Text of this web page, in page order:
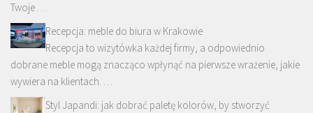
Twoje …
Recepcja: meble do biura w Krakowie
Recepcja to wizytówka każdej firmy, a odpowiednio
dobrane meble mogą znacząco wpłynąć na pierwsze wrażenie, jakie
wywiera na klientach. …
Styl Japandi: jak dobrać paletę kolorów, by stworzyć